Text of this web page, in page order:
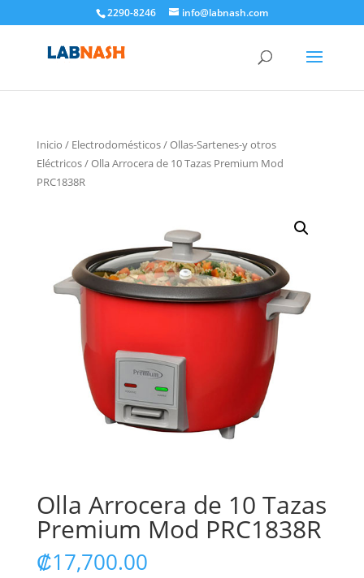
2290-8246 info@labnash.com
Inicio / Electrodomésticos/Ollas-Sartenes-y otros
Eléctricos/ Olla Arrocera de 10 Tazas Premium Mod
PRC1838R
Olla Arrocera de 10 Tazas
Premium Mod PRC1838R
₡17,700.00